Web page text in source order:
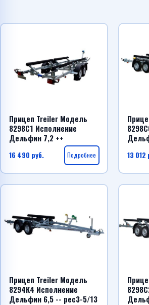
Прицеп Treiler Модель
8298С1 Исполнение
Дельфин 7,2 ++
16 490 руб. Подробнее 13 012
Прицеп Treiler Модель
8294К4 Исполнение
Дельфин 6,5 -- рес3-5/13